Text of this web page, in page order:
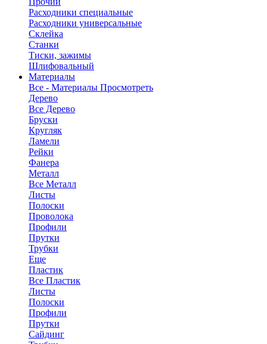
Расходники специальные
Расходники универсальные
Склейка
Станки
Тиски, зажимы
Шлифовальный
Материалы
Все - Материалы Просмотреть
Дерево
Все Дерево
Бруски
Кругляк
Ламели
Рейки
Фанера
Металл
Все Металл
Листы
Полоски
Проволока
Профили
Прутки
Трубки
Еще
Пластик
Все Пластик
Листы
Полоски
Профили
Прутки
Сайдинг